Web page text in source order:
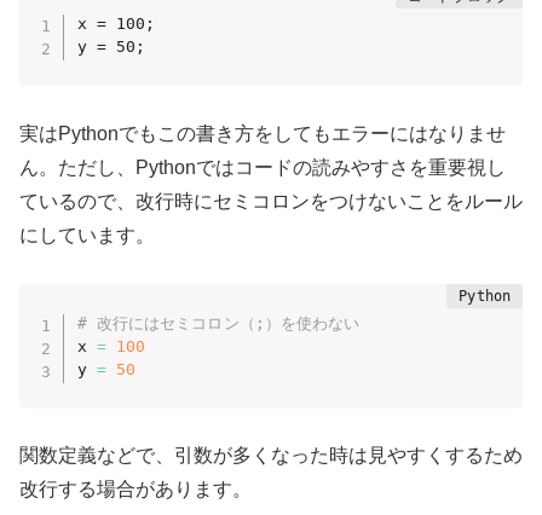
x = 100;
y = 50;
実はPythonでもこの書き方をしてもエラーにはなりませ
ん。ただし、Pythonではコードの読みやすさを重要視し
ているので、改行時にセミコロンをつけないことをルール
にしています。
# 改行にはセミコロン（;）を使わない
x =
100
y = 50
関数定義などで、引数が多くなった時は見やすくするため
改行する場合があります。